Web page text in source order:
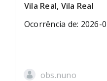
Vila Real, Vila Real
Ocorrência de: 2026-
obs.nuno